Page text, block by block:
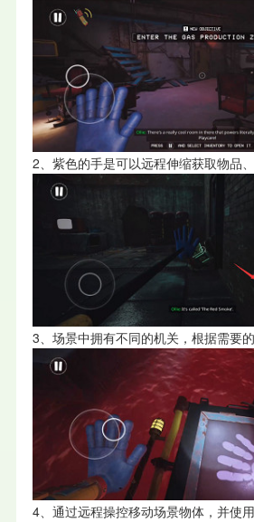
2、紫色的手是可以远程伸缩获取物品、
3、场景中拥有不同的机关，根据需要的
4、通过远程操控移动场景物体，并使